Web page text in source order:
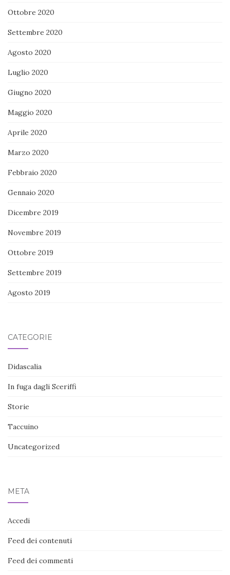
Ottobre 2020
Settembre 2020
Agosto 2020
Luglio 2020
Giugno 2020
Maggio 2020
Aprile 2020
Marzo 2020
Febbraio 2020
Gennaio 2020
Dicembre 2019
Novembre 2019
Ottobre 2019
Settembre 2019
Agosto 2019
CATEGORIE
Didascalia
In fuga dagli Sceriffi
Storie
Taccuino
Uncategorized
META
Accedi
Feed dei contenuti
Feed dei commenti